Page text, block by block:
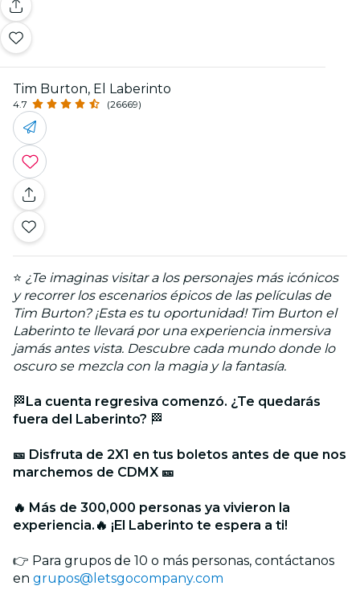
Tim Burton, El Laberinto
4.7 (26669)
⭐ ¿Te imaginas visitar a los personajes más icónicos
y recorrer los escenarios épicos de las películas de
Tim Burton? ¡Esta es tu oportunidad! Tim Burton el
Laberinto te llevará por una experiencia inmersiva
jamás antes vista. Descubre cada mundo donde lo
oscuro se mezcla con la magia y la fantasía.
🏁La cuenta regresiva comenzó. ¿Te quedarás
fuera del Laberinto? 🏁
🎫 Disfruta de 2X1 en tus boletos antes de que nos
marchemos de CDMX 🎫
🔥 Más de 300,000 personas ya vivieron la
experiencia.🔥 ¡El Laberinto te espera a ti!
👉 Para grupos de 10 o más personas, contáctanos
en grupos@letsgocompany.com